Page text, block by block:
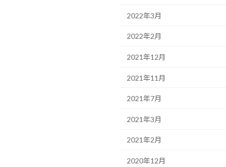
2022年3月
2022年2月
2021年12月
2021年11月
2021年7月
2021年3月
2021年2月
2020年12月